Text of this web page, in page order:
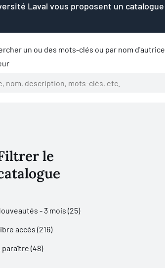
Laval vous proposent un
un ou des mots-clés ou par nom
le
- 3 mois (25)
accès (216)
paraître (48)